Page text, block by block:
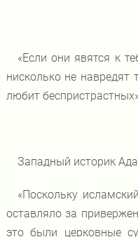
«Если они явятся к
нисколько не навредят
любит
Западный историк
«Поскольку
оставляло за
это были церковные